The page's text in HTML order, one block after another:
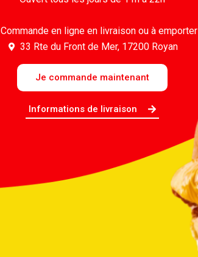
Commande en ligne en livraison ou à emporter
33 Rte du Front de Mer, 17200 Royan
Je commande maintenant
Informations de livraison